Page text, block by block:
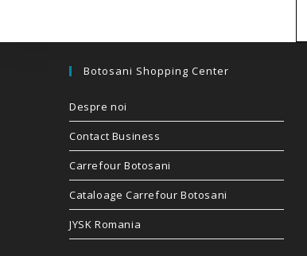
Botosani Shopping Center
Despre noi
Contact Business
Carrefour Botosani
Cataloage Carrefour Botosani
JYSK Romania